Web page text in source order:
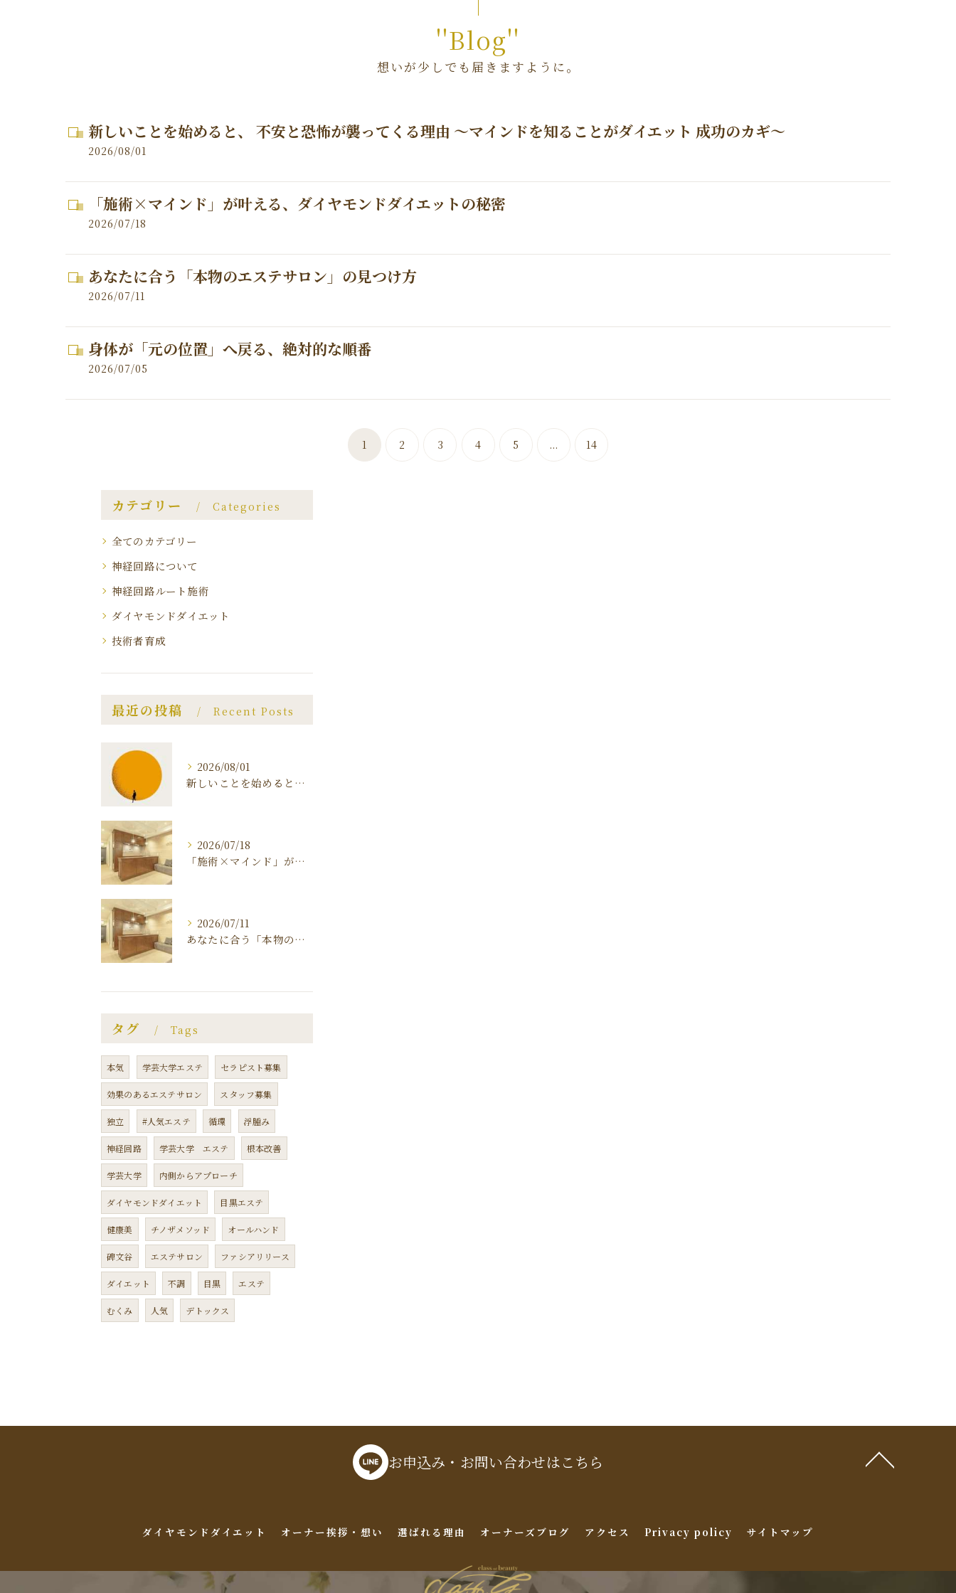
''Blog''
想いが少しでも届きますように。
新しいことを始めると、 不安と恐怖が襲ってくる理由 〜マインドを知ることがダイエット 成功のカギ〜
2026/08/01
「施術×マインド」が叶える、ダイヤモンドダイエットの秘密
2026/07/18
あなたに合う「本物のエステサロン」の見つけ方
2026/07/11
身体が「元の位置」へ戻る、絶対的な順番
2026/07/05
1 2 3 4 5 ... 14
カテゴリー Categories
全てのカテゴリー
神経回路について
神経回路ルート施術
ダイヤモンドダイエット
技術者育成
最近の投稿 Recent Posts
2026/08/01
新しいことを始めると、 不安と恐怖が襲ってくる理由 〜マインドを知ることがダイエット 成功のカギ〜
2026/07/18
「施術×マインド」が叶える、ダイヤモンドダイエットの秘密
2026/07/11
あなたに合う「本物のエステサロン」の見つけ方
タグ Tags
本気 学芸大学エステ セラピスト募集
効果のあるエステサロン スタッフ募集
独立 #人気エステ 循環 浮腫み
神経回路 学芸大学 エステ 根本改善
学芸大学 内側からアプローチ
ダイヤモンドダイエット 目黒エステ
健康美 チノザメソッド オールハンド
碑文谷 エステサロン ファシアリリース
ダイエット 不調 目黒 エステ
むくみ 人気 デトックス
お申込み・お問い合わせはこちら
ダイヤモンドダイエット オーナー挨拶・想い 選ばれる理由 オーナーズブログ アクセス Privacy policy サイトマップ